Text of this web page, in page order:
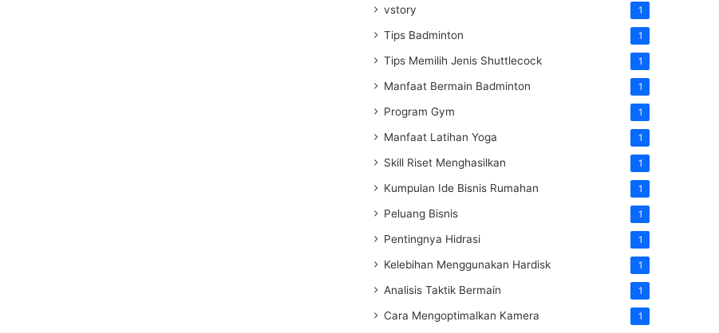
vstory 1
Tips Badminton 1
Tips Memilih Jenis Shuttlecock 1
Manfaat Bermain Badminton 1
Program Gym 1
Manfaat Latihan Yoga 1
Skill Riset Menghasilkan 1
Kumpulan Ide Bisnis Rumahan 1
Peluang Bisnis 1
Pentingnya Hidrasi 1
Kelebihan Menggunakan Hardisk 1
Analisis Taktik Bermain 1
Cara Mengoptimalkan Kamera 1